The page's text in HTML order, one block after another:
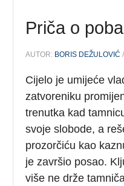
Priča o
AUTOR: BORIS DEŽULOVIĆ
Cijelo je umijeće
zatvoreniku
trenutka kad
svoje slobode, a
prozorčiću kao
je završio posao.
više ne drže